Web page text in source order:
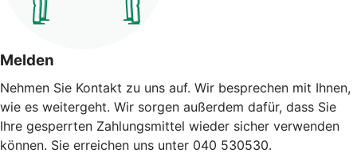
Melden
Nehmen Sie Kontakt zu uns auf. Wir besprechen mit Ihnen,
wie es weitergeht. Wir sorgen außerdem dafür, dass Sie
Ihre gesperrten Zahlungsmittel wieder sicher verwenden
können. Sie erreichen uns unter 040 530530.